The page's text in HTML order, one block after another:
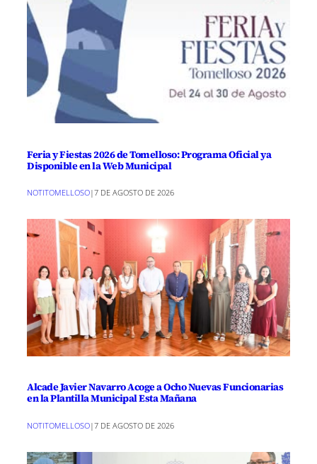
Feria y Fiestas 2026 de Tomelloso: Programa Oficial ya
Disponible en la Web Municipal
NOTITOMELLOSO|7 DE AGOSTO DE 2026
Alcade Javier Navarro Acoge a Ocho Nuevas Funcionarias
en la Plantilla Municipal Esta Mañana
NOTITOMELLOSO|7 DE AGOSTO DE 2026